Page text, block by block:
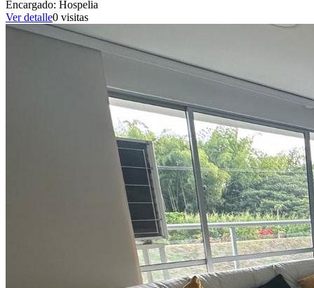
Encargado: Hospelia
Ver detalle0 visitas